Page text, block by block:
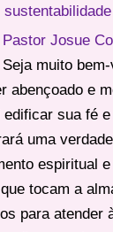
sustentabilidade
Pastor Josue
Seja muito
abençoado e
edificar sua fé
uma
espiritual
tocam a
para atender